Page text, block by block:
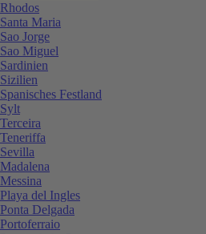
Rhodos
Santa Maria
Sao Jorge
Sao Miguel
Sardinien
Sizilien
Spanisches Festland
Sylt
Terceira
Teneriffa
Sevilla
Madalena
Messina
Playa del Ingles
Ponta Delgada
Portoferraio